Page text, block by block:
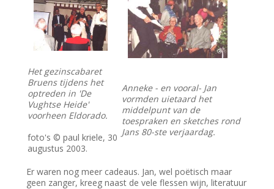
Het gezinscabaret
Bruens tijdens het
optreden in 'De
Vughtse Heide'
voorheen Eldorado.
foto's © paul kriele, 30
augustus 2003.
Anneke - en vooral- Jan
vormden uietaard het
middelpunt van de
toespraken en sketches rond
Jans 80-ste verjaardag.
Er waren nog meer cadeaus. Jan, wel poëtisch maar
geen zanger, kreeg naast de vele flessen wijn, literatuur